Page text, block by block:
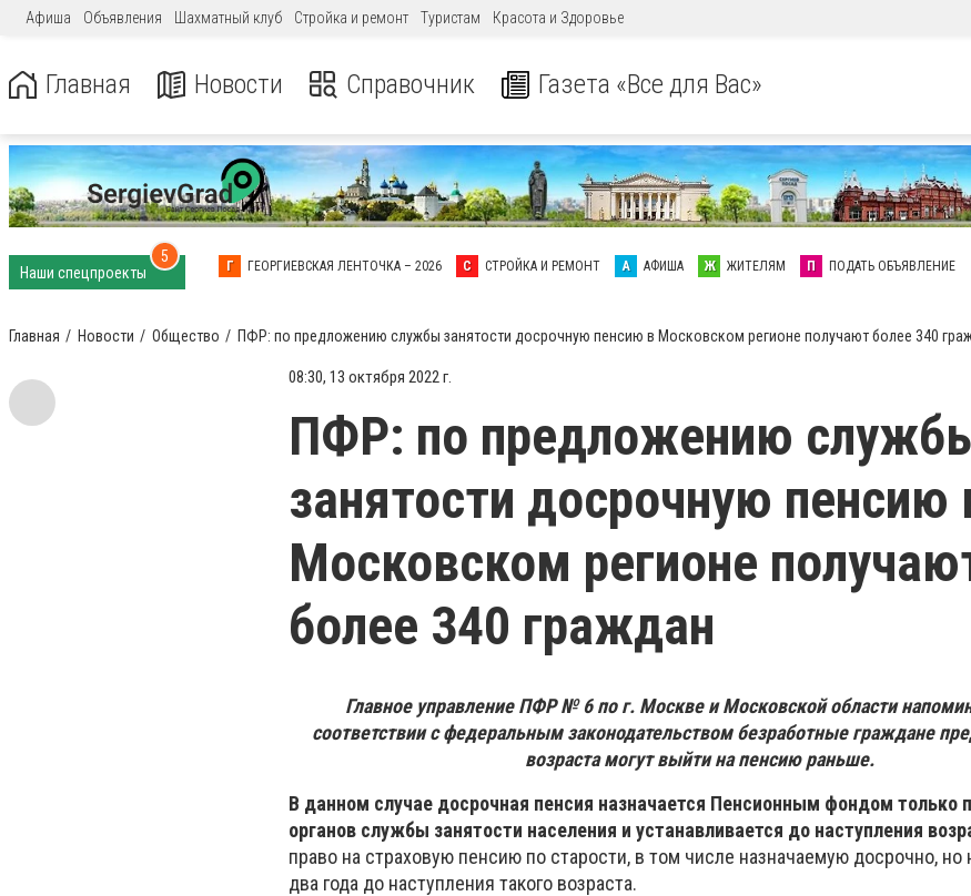
Афиша Объявления Шахматный клуб Стройка и ремонт Туристам Красота и Здоровье
Главная Новости Справочник Газета «Все для Вас»
Наши спецпроекты
5
Г ГЕОРГИЕВСКАЯ ЛЕНТОЧКА – 2026 С СТРОЙКА И РЕМОНТ А АФИША Ж ЖИТЕЛЯМ П ПОДАТЬ ОБЪЯВЛЕНИЕ
Главная Новости Общество ПФР: по предложению службы занятости досрочную пенсию в Московском регионе получают более 340
08:30, 13 октября 2022 г.
ПФР: по предложению
занятости досрочную пенсию
Московском регионе
более 340 граждан
Главное управление ПФР № 6 по г. Москве и Московской области
соответствии с федеральным законодательством безработные граждане
возраста могут выйти на пенсию раньше.
В данном случае досрочная пенсия назначается Пенсионным фондом только
органов службы занятости населения и устанавливается до наступления
право на страховую пенсию по старости, в том числе назначаемую досрочно, но
два года до наступления такого возраста.